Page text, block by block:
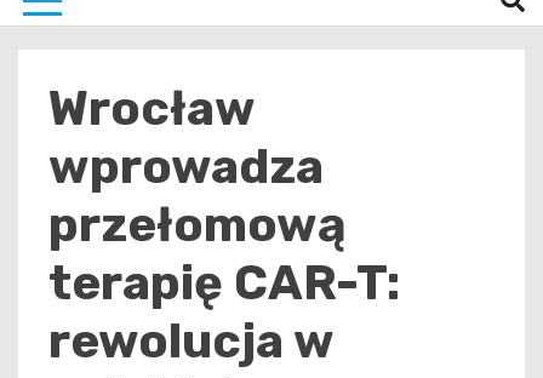
Wrocław
wprowadza
przełomową
terapię CAR-T:
rewolucja w